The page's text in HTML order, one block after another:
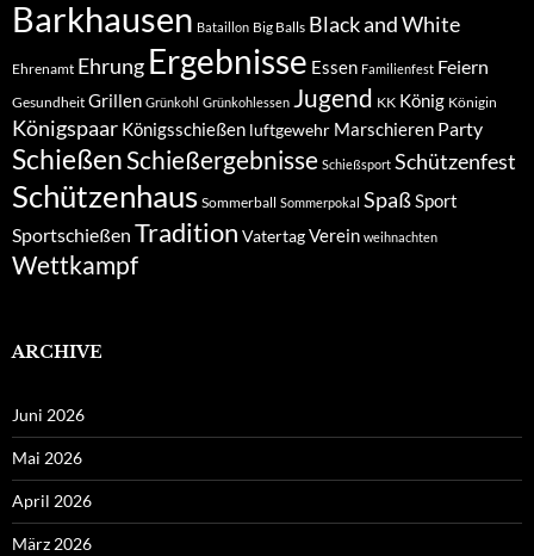
Barkhausen Bataillon Big Balls Black and White
Ehrenamt Ehrung Ergebnisse Essen Familienfest Feiern
Gesundheit Grillen Grünkohl Grünkohlessen Jugend KK König Königin
Königspaar Königsschießen luftgewehr Marschieren Party
SchießenSchießergebnisse Schießsport Schützenfest
Schützenhaus Sommerball Sommerpokal SpaßSport
Sportschießen Tradition VatertagVerein weihnachten
Wettkampf
ARCHIVE
Juni 2026
Mai 2026
April 2026
März 2026